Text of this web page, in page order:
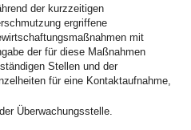
der kurzzeitigen
ergriffene
mit
der für diese Maßnahmen
Stellen und der
für eine Kontaktaufnahme,
Überwachungsstelle.